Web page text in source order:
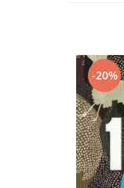
-20%